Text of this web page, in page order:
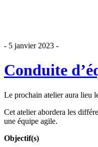
- 5 janvier 2023 -
Conduite
Le prochain atelier aura lieu
Cet atelier abordera les
une équipe agile.
Objectif(s)